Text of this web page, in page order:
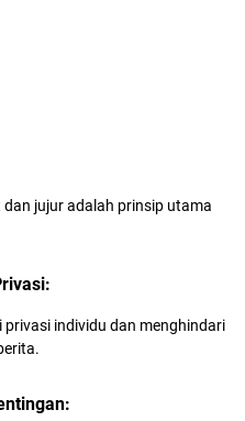
jujur adalah prinsip utama
individu dan menghindari